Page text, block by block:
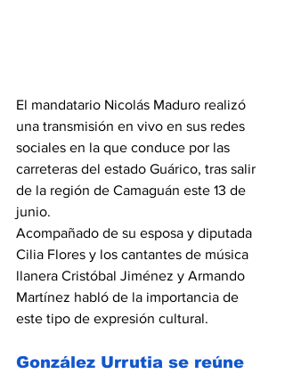
El mandatario Nicolás Maduro realizó
una transmisión en vivo en sus redes
sociales en la que conduce por las
carreteras del estado Guárico, tras salir
de la región de Camaguán este 13 de
junio.
Acompañado de su esposa y diputada
Cilia Flores y los cantantes de música
llanera Cristóbal Jiménez y Armando
Martínez habló de la importancia de
este tipo de expresión cultural.
González Urrutia se reúne